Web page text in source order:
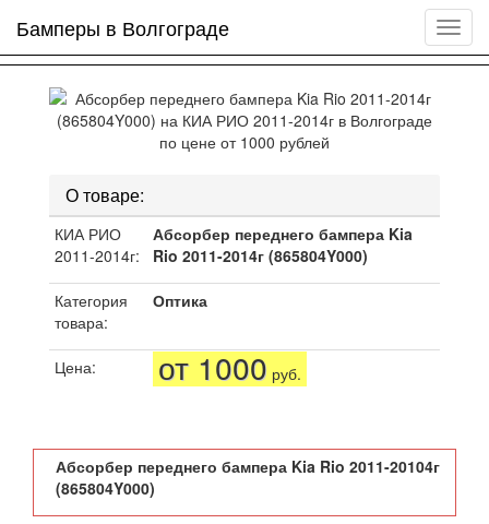
Меню
сайта
Бамперы в Волгограде
О товаре:
КИА РИО
2011-2014г:
Абсорбер переднего бампера Kia
Rio 2011-2014г (865804Y000)
Категория
товара:
Оптика
Цена: от 1000 руб.
Абсорбер переднего бампера Kia Rio 2011-20104г
(865804Y000)